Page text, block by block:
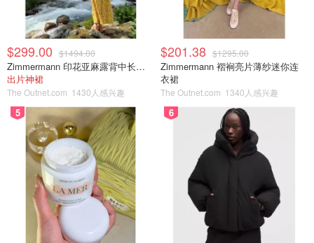
$299.00 $1494.00
Zimmermann 印花亚麻露背中长连衣裙
出片神裙
The Outnet.com 1430人感兴趣
$201.38 $1295.00
Zimmermann 褶裥亮片薄纱迷你连
衣裙
The Outnet.com 1340人感兴趣
5 6